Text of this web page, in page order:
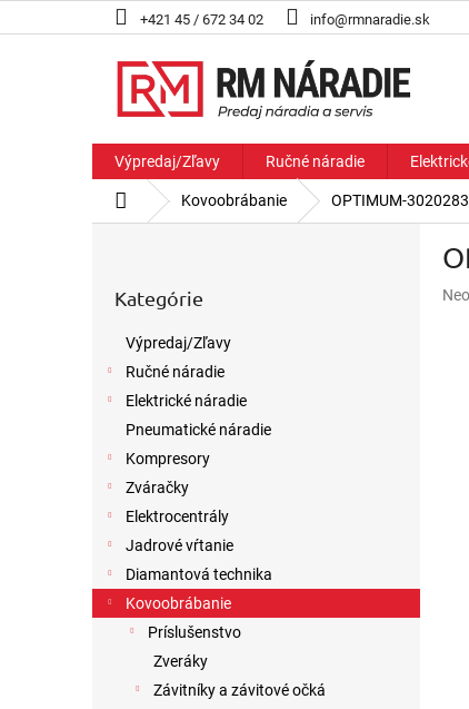
na
+421 45 / 672 34 02 info@rmnaradie.sk
Výpredaj/Zľavy Ručné náradie
DomovKovoobrábanie OPTIMUM-
kategórie
Kategórie
Výpredaj/Zľavy
Ručné náradie
Elektrické náradie
Pneumatické náradie
Kompresory
Zváračky
Elektrocentrály
Jadrové vŕtanie
Diamantová technika
Kovoobrábanie
Príslušenstvo
Zveráky
Závitníky a závitové očká